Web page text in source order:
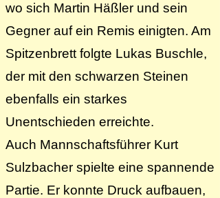
wo sich Martin Häßler und sein
Gegner auf ein Remis einigten. Am
Spitzenbrett folgte Lukas Buschle,
der mit den schwarzen Steinen
ebenfalls ein starkes
Unentschieden erreichte.
Auch Mannschaftsführer Kurt
Sulzbacher spielte eine spannende
Partie. Er konnte Druck aufbauen,